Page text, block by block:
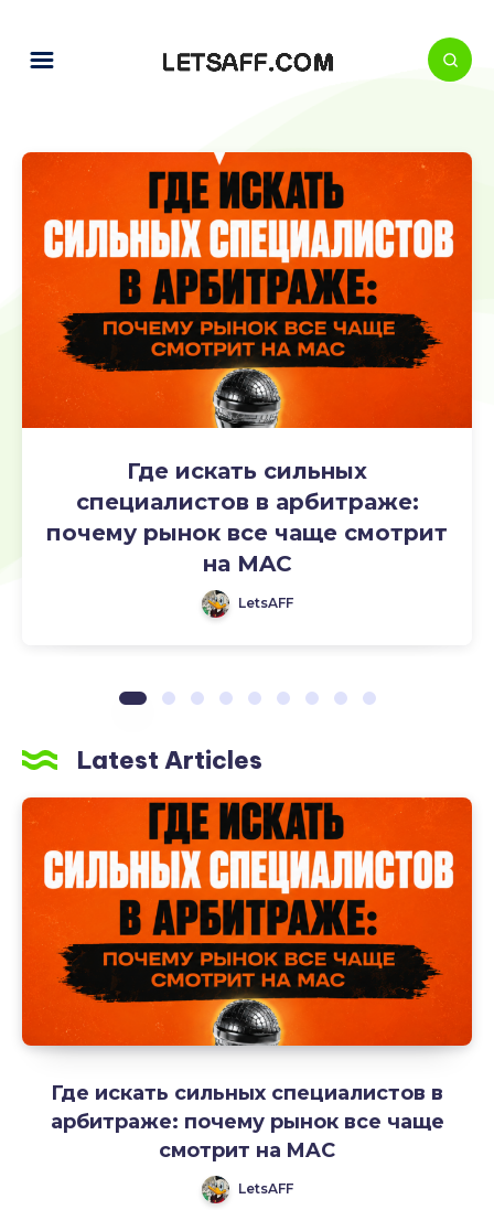
Где искать сильных
специалистов в арбитраже:
почему рынок все чаще смотрит
на MAC
LetsAFF
искать
сильных
специалистов
в
арбитраже:
почему
рынок
все
чаще
на
MAC
Latest Articles
Где искать сильных специалистов в
арбитраже: почему рынок все чаще
смотрит на MAC
LetsAFF